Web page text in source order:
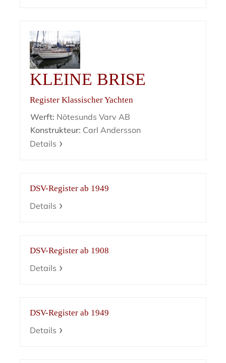
KLEINE BRISE
Register Klassischer Yachten
Werft: Nötesunds Varv AB
Konstrukteur: Carl Andersson
Details
DSV-Register ab 1949
Details
DSV-Register ab 1908
Details
DSV-Register ab 1949
Details